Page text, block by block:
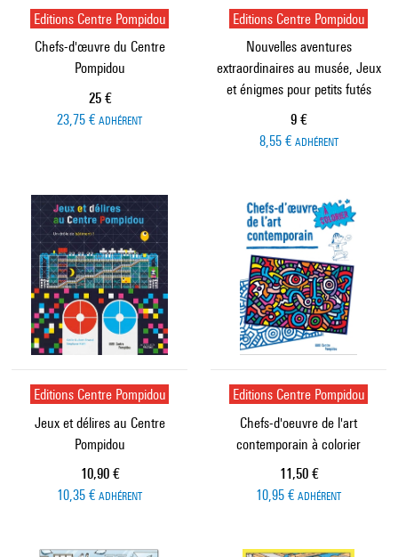
Editions Centre Pompidou
Chefs-d'œuvre du Centre
Pompidou
Prix ​​actuel
25 €
23,75 € ADHÉRENT
Editions Centre Pompidou
Nouvelles aventures
extraordinaires au musée, Jeux
et énigmes pour petits futés
Prix ​​actuel
9 €
8,55 € ADHÉRENT
Editions Centre Pompidou
Jeux et délires au Centre
Pompidou
Prix ​​actuel
10,90 €
10,35 € ADHÉRENT
Editions Centre Pompidou
Chefs-d'oeuvre de l'art
contemporain à colorier
Prix ​​actuel
11,50 €
10,95 € ADHÉRENT